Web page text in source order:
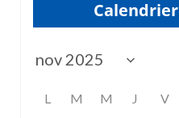
Calendrier
L M M J V